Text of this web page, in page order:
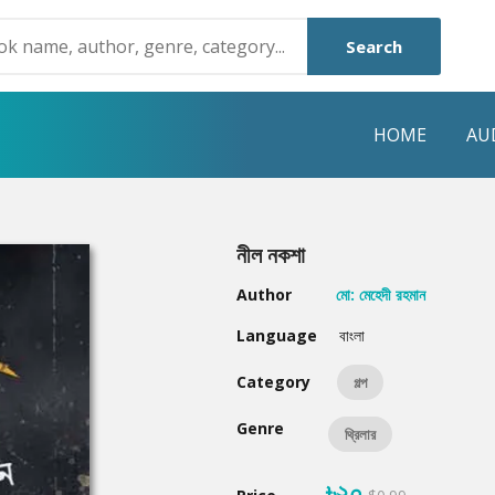
Search
HOME
Humayun Ahmed
Mouri Morium
Hot & New
নীল নকশা
Author
মো: মেহেদী রহমান
Language
বাংলা
Category গল্প
Genre থ্রিলার